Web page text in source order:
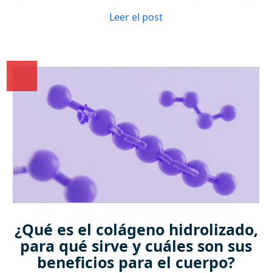
Leer el post
¿Qué es el colágeno hidrolizado,
para qué sirve y cuáles son sus
beneficios para el cuerpo?